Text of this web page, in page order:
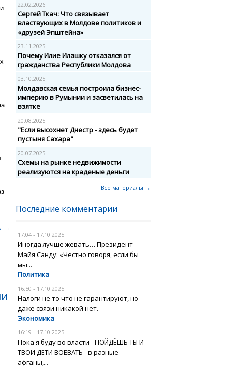
→
22.02.2026
Сергей Ткач: Что связывает
властвующих в Молдове политиков и
«друзей Эпштейна»
23.11.2025
Почему Илие Илашку отказался от
гражданства Республики Молдова
03.10.2025
Молдавская семья построила бизнес-
империю в Румынии и засветилась на
взятке
20.08.2025
"Если высохнет Днестр - здесь будет
пустыня Сахара"
20.07.2025
Схемы на рынке недвижимости
реализуются на краденые деньги
Все материалы →
Последние комментарии
17:04 - 17.10.2025
Иногда лучше жевать… Президент
Майя Санду: «Честно говоря, если бы
мы...
Политика
16:50 - 17.10.2025
Налоги не то что не гарантируют, но
даже связи никакой нет.
Экономика
16:19 - 17.10.2025
Пока я буду во власти - ПОЙДЁШЬ ТЫ И
ТВОИ ДЕТИ ВОЕВАТЬ - в разные
афганы,...